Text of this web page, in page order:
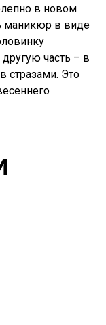
в новом
маникюр в виде
часть – в
стразами. Это